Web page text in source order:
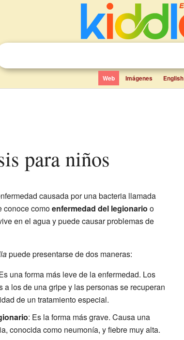
Web Imágenes English
para niños
causada por una bacteria llamada
conoce comoenfermedad del legionario o
en el agua y puede causar problemas de
puede presentarse de dos maneras:
una forma más leve de la enfermedad. Los
a los de una gripe y las personas se recuperan
de un tratamiento especial.
: Es la forma más grave. Causa una
conocida como neumonía, y fiebre muy alta.